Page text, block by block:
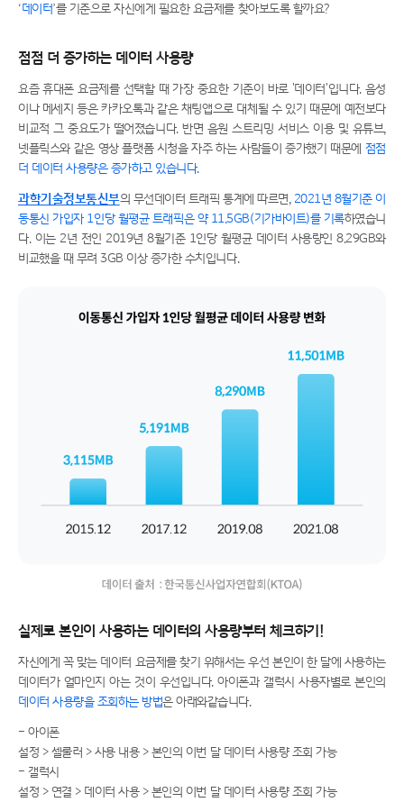
‘데이터’를 기준으로 자신에게 필요한 요금제를 찾아보도록 할까요?
점점 더 증가하는 데이터 사용량
요즘 휴대폰 요금제를 선택할 때 가장 중요한 기준이 바로 '데이터'입니다. 음성
이나 메세지 등은 카카오톡과 같은 채팅앱으로 대체될 수 있기 때문에 예전보다
비교적 그 중요도가 떨어졌습니다. 반면 음원 스트리밍 서비스 이용 및 유튜브,
넷플릭스와 같은 영상 플랫폼 시청을 자주 하는 사람들이 증가했기 때문에 점점
더 데이터 사용량은 증가하고 있습니다.
과학기술정보통신부의 무선데이터 트래픽 통계에 따르면, 2021년 8월기준 이
동통신 가입자 1인당 월평균 트래픽은 약 11.5GB(기가바이트)를 기록하였습니
다. 이는 2년 전인 2019년 8월기준 1인당 월평균 데이터 사용량인 8.29GB와
비교했을 때 무려 3GB 이상 증가한 수치입니다.
실제로 본인이 사용하는 데이터의 사용량부터 체크하기!
자신에게 꼭 맞는 데이터 요금제를 찾기 위해서는 우선 본인이 한 달에 사용하는
데이터가 얼마인지 아는 것이 우선입니다. 아이폰과 갤럭시 사용자별로 본인의
데이터 사용량을 조회하는 방법은 아래와같습니다.
- 아이폰
설정 > 셀룰러 > 사용 내용 > 본인의 이번 달 데이터 사용량 조회 가능
- 갤럭시
설정 > 연결 > 데이터 사용 > 본인의 이번 달 데이터 사용량 조회 가능